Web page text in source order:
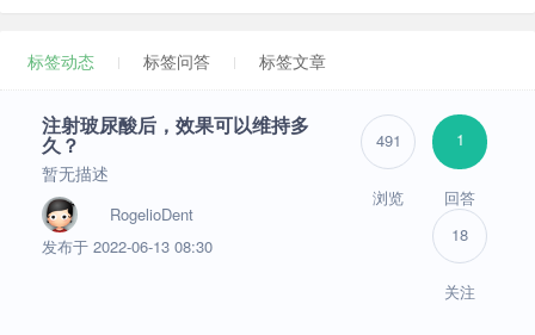
标签动态 标签问答 标签文章
注射玻尿酸后，效果可以维持多
久？
暂无描述
RogelioDent
发布于 2022-06-13 08:30
491
浏览
1
回答
18
关注